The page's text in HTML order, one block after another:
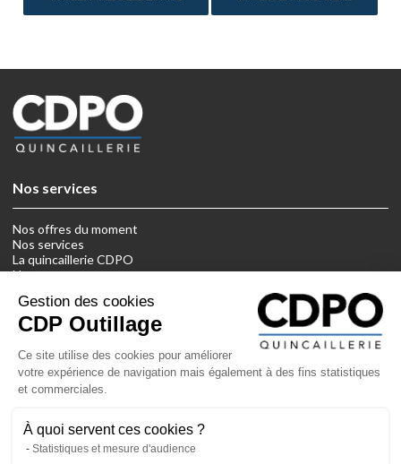
Nos services
Nos offres du moment
Nos services
La quincaillerie CDPO
Nous contacter
Informations
Mentions légales
CGVs
Suivez-nous
Gestion des cookies
CDP Outillage
Ce site utilise des cookies pour améliorer
votre expérience de navigation mais également à des fins statistiques
et commerciales.
À quoi servent ces cookies ?
Statistiques et mesure d'audience